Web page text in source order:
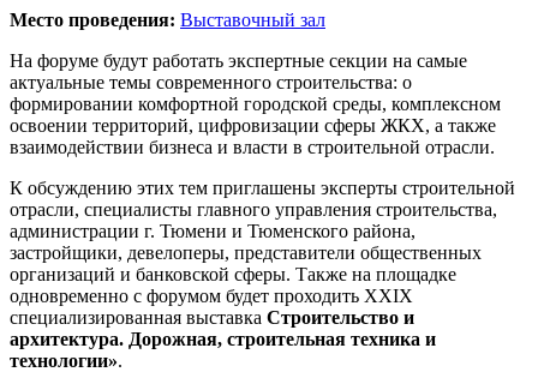
Место проведения: Выставочный зал
На форуме будут работать экспертные секции на самые
актуальные темы современного строительства: о
формировании комфортной городской среды, комплексном
освоении территорий, цифровизации сферы ЖКХ, а также
взаимодействии бизнеса и власти в строительной отрасли.
К обсуждению этих тем приглашены эксперты строительной
отрасли, специалисты главного управления строительства,
администрации г. Тюмени и Тюменского района,
застройщики, девелоперы, представители общественных
организаций и банковской сферы. Также на площадке
одновременно с форумом будет проходить XXIX
специализированная выставка Строительство и
архитектура. Дорожная, строительная техника и
технологии».